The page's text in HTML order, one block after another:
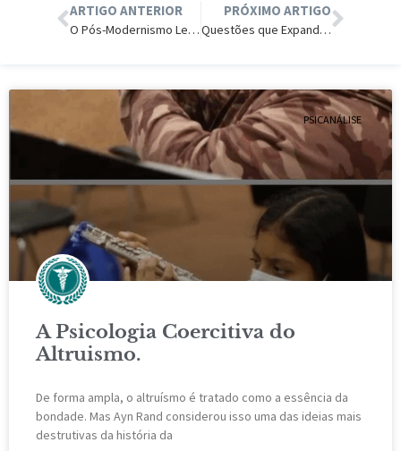
ARTIGO ANTERIOR
O Pós-Modernismo Legou os Piores Narcisistas da Humanidade.
PRÓXIMO ARTIGO
Questões que Expandem a Mente
PSICANÁLISE
A Psicologia Coercitiva do
Altruismo.
De forma ampla, o altruísmo é tratado como a essência da
bondade. Mas Ayn Rand considerou isso uma das ideias mais
destrutivas da história da